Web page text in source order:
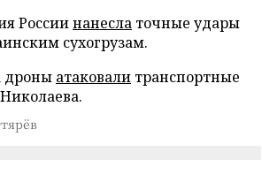
Россиинанесла точные удары
сухогрузам.
дроны атаковали транспортные